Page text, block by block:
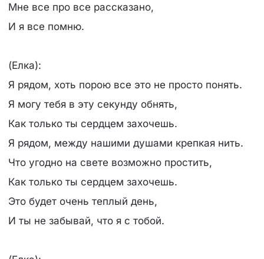
Мне все про все рассказано,
И я все помню.
(Елка):
Я рядом, хоть порою все это не просто понять.
Я могу тебя в эту секунду обнять,
Как только ты сердцем захочешь.
Я рядом, между нашими душами крепкая нить.
Что угодно на свете возможно простить,
Как только ты сердцем захочешь.
Это будет очень теплый день,
И ты не забывай, что я с тобой.